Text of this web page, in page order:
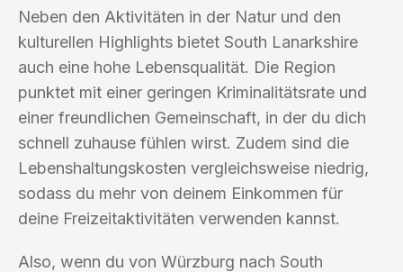
Neben den Aktivitäten in der Natur und den
kulturellen Highlights bietet South Lanarkshire
auch eine hohe Lebensqualität. Die Region
punktet mit einer geringen Kriminalitätsrate und
einer freundlichen Gemeinschaft, in der du dich
schnell zuhause fühlen wirst. Zudem sind die
Lebenshaltungskosten vergleichsweise niedrig,
sodass du mehr von deinem Einkommen für
deine Freizeitaktivitäten verwenden kannst.
Also, wenn du von Würzburg nach South